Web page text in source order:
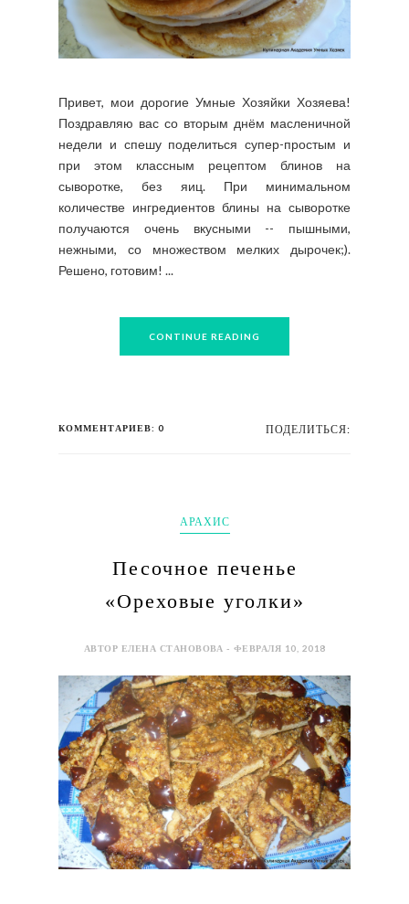
Привет, мои дорогие Умные Хозяйки Хозяева!
Поздравляю вас со вторым днём масленичной
недели и спешу поделиться супер-простым и
при этом классным рецептом блинов на
сыворотке, без яиц. При минимальном
количестве ингредиентов блины на сыворотке
получаются очень вкусными -- пышными,
нежными, со множеством мелких дырочек;).
Решено, готовим! ...
CONTINUE READING
КОММЕНТАРИЕВ: 0 ПОДЕЛИТЬСЯ:
АРАХИС
Песочное печенье
«Ореховые уголки»
АВТОР ЕЛЕНА СТАНОВОВА - ФЕВРАЛЯ 10, 2018